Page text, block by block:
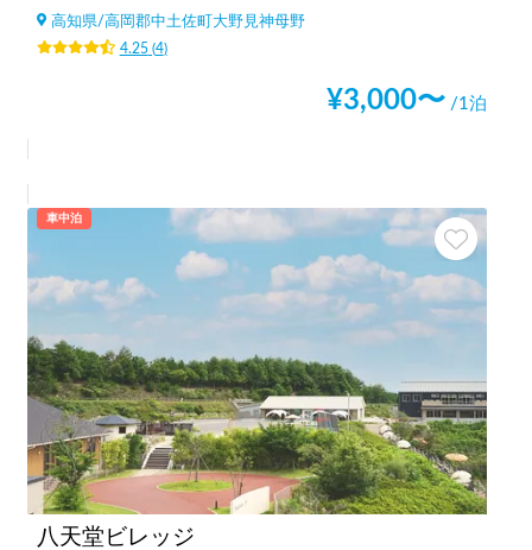
高知県/高岡郡中土佐町大野見神母野
4.25(4)
¥3,000〜 /1泊
車中泊
八天堂ビレッジ